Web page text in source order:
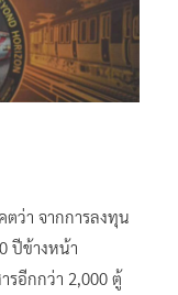
ว่า จากการลงทุน
ปีข้างหน้า
รอีกกว่า 2,000 ตู้